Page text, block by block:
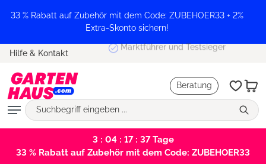
springen
33 % Rabatt auf Zubehör mit dem Code: ZUBEHOER33 + 2%
Extra-Skonto sichern!
Hilfe & Kontakt Marktführer und Testsieger
Beratung
3 : 04 : 17 : 37Tage
33 % Rabatt auf Zubehör mit dem Code: ZUBEHOER33